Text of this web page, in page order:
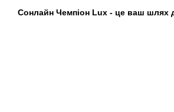
Сонлайн Чемпіон Lux - це ваш шлях